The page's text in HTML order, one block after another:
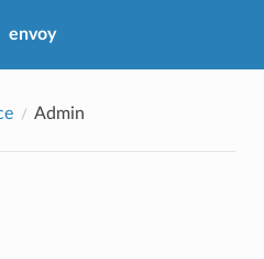
envoy
Admin